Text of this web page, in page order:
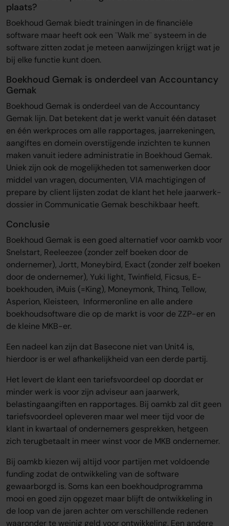
plaats?
Boekhoud Gemak biedt trainingen in de financiële
software maar heeft ook een ¨Walk me¨ systeem in de
software zitten zodat je meteen aanwijzingen krijgt wat je
bij elke functie kunt doen.
Boekhoud Gemak is onderdeel van Accountancy
Gemak
Boekhoud Gemak is onderdeel van de Accountancy
Gemak lijn. Dat betekent dat je werkt vanuit één dataset
en één werkproces om alle rapportages, jaarrekeningen,
aangiftes en domein overstijgende inzichten te kunnen
maken vanuit iedere administratie in Boekhoud Gemak.
Uniek zijn ook de mogelijkheden tot samenwerken door
middel van vragen, documenten, VIA machtigingen of
prepare by client lijsten zodat de klant het hele jaarwerk-
dossier in Communicatie Gemak beschikbaar heeft.
Conclusie
Boekhoud Gemak is een goed alternatief voor oamkb voor
Snelstart, Reeleezee (zonder zelf boeken door de
ondernemer), Jortt, Moneybird, Exact (zonder zelf boeken
door de ondernemer), Yuki light, Twinfield, Ficsus, E-
boekhouden, iMuis (=King), Moneymonk, Thinq, Tellow,
Asperion, Kleisteen, Informeronline en alle andere
boekhoudsoftware die op de markt is voor de ZZP-er en
de kleine MKB-er.
Een nadeel kan zijn dat Basecone niet van Unit4 is,
hierdoor is er wel afhankelijkheid van een derde partij.
Het levert de klant een tariefsvoordeel op doordat er
minder werk is voor zijn adviseur aan jaarwerk,
belastingaangiften en rapportages. Bij oamkb zal dit geen
tariefsvoordeel opleveren maar wel meer tijd voor de
klant in kwartaal of ondernemers gesprekken, hetgeen
zich terugbetaalt in meer winst voor de MKB ondernemer.
Bij oamkb kiezen wij altijd voor partijen met voldoende
funding zodat de ontwikkeling van de software
gewaarborgd is. Soms kan een boekhoudprogramma
mooi en goed zijn opgezet maar blijft de ontwikkeling in
de loop van de jaren achter om verschillende redenen
waaronder te weinig geld voor ontwikkeling. Een andere